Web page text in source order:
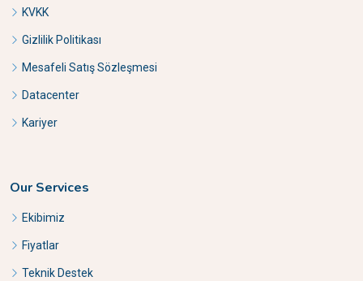
KVKK
Gizlilik Politikası
Mesafeli Satış Sözleşmesi
Datacenter
Kariyer
Our Services
Ekibimiz
Fiyatlar
Teknik Destek